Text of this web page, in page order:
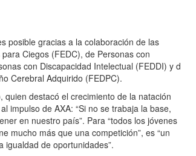
posible gracias a la colaboración de las
Ciegos (FEDC), de Personas con
con Discapacidad Intelectual (FEDDI) y d
Cerebral Adquirido (FEDPC).
quien destacó el crecimiento de la natación
impulso de AXA: “Si no se trabaja la base,
en nuestro país”. Para “todos los jóvenes
mucho más que una competición”, es “un
igualdad de oportunidades”.